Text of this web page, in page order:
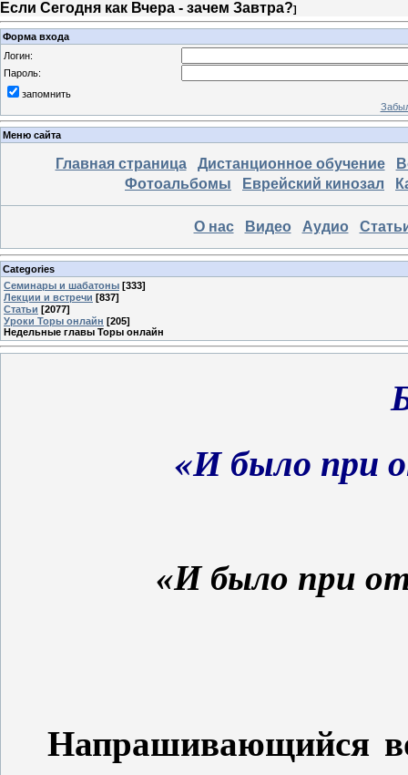
Если Сегодня как Вчера - зачем Завтра?]
Форма входа
Логин:
Пароль:
запомнить
Меню сайта
Главная страница Дистанционное обучение
Фотоальбомы
Еврейский кинозал
О нас Видео Аудио
Categories
Семинары и шабатоны [333]
Лекции и встречи [837]
Статьи [2077]
Уроки Торы онлайн [205]
Недельные главы Торы онлайн
«И было при
«И было при
Напрашивающийся